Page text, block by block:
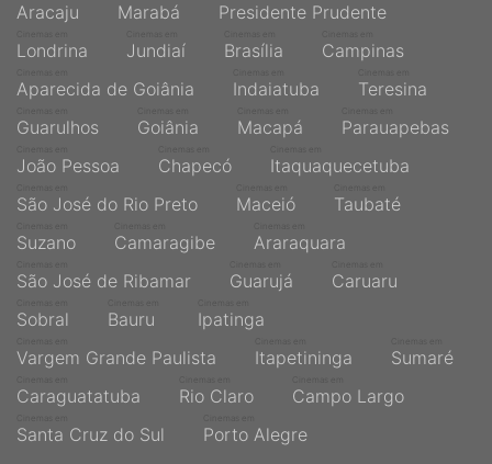
Aracaju Marabá Presidente Prudente
Londrina Jundiaí Brasília Campinas
Aparecida de Goiânia Indaiatuba Teresina
Guarulhos Goiânia Macapá Parauapebas
João Pessoa Chapecó Itaquaquecetuba
São José do Rio Preto Maceió Taubaté
Suzano Camaragibe Araraquara
São José de Ribamar Guarujá Caruaru
Sobral Bauru Ipatinga
Vargem Grande Paulista Itapetininga Sumaré
Caraguatatuba Rio Claro Campo Largo
Santa Cruz do Sul Porto Alegre